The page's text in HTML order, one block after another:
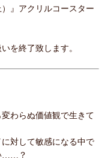
』アクリルコースター
を終了致します。
わらぬ価値観で生きて
対して敏感になる中で
……？